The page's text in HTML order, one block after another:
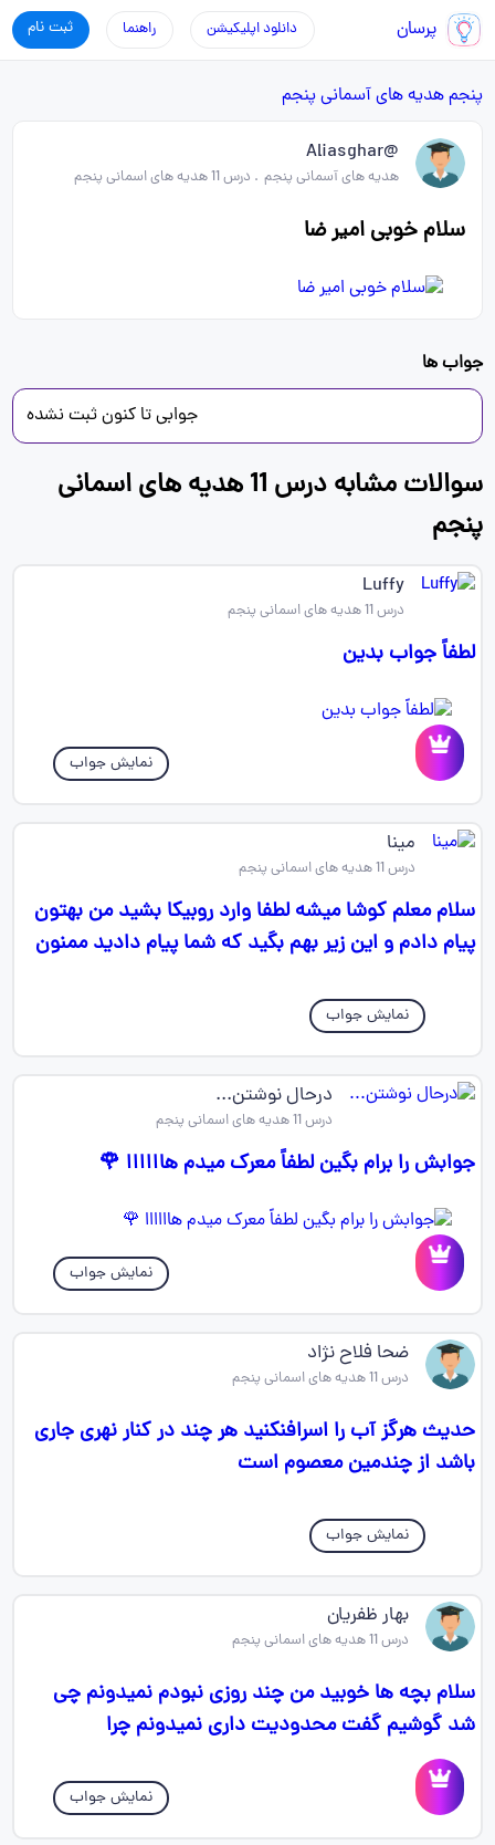
پرسان ثبت نام راهنما دانلود اپلیکیشن
پنجمهدیه های آسمانی پنجم
@Aliasghar
هدیه های آسمانی پنجم . درس 11 هدیه های اسمانی پنجم
سلام خوبی امیر ضا
جواب ها
جوابی تا کنون ثبت نشده
سوالات مشابه درس 11 هدیه های اسمانی
پنجم
Luffy
درس 11 هدیه های اسمانی پنجم
لطفاً جواب بدین
نمایش جواب
مینا
درس 11 هدیه های اسمانی پنجم
سلام معلم کوشا میشه لطفا وارد روبیکا بشید من بهتون
پیام دادم و این زیر بهم بگید که شما پیام دادید ممنون
نمایش جواب
درحال نوشتن...
درس 11 هدیه های اسمانی پنجم
جوابش را برام بگین لطفاً معرک میدم هاااااا 🌹
نمایش جواب
ضحا فلاح نژاد
درس 11 هدیه های اسمانی پنجم
حدیث هرگز آب را اسرافنکنید هر چند در کنار نهری جاری
باشد از چندمین معصوم است
نمایش جواب
بهار ظفریان
درس 11 هدیه های اسمانی پنجم
سلام بچه ها خوبید من چند روزی نبودم نمیدونم چی
شد گوشیم گفت محدودیت داری نمیدونم چرا
نمایش جواب